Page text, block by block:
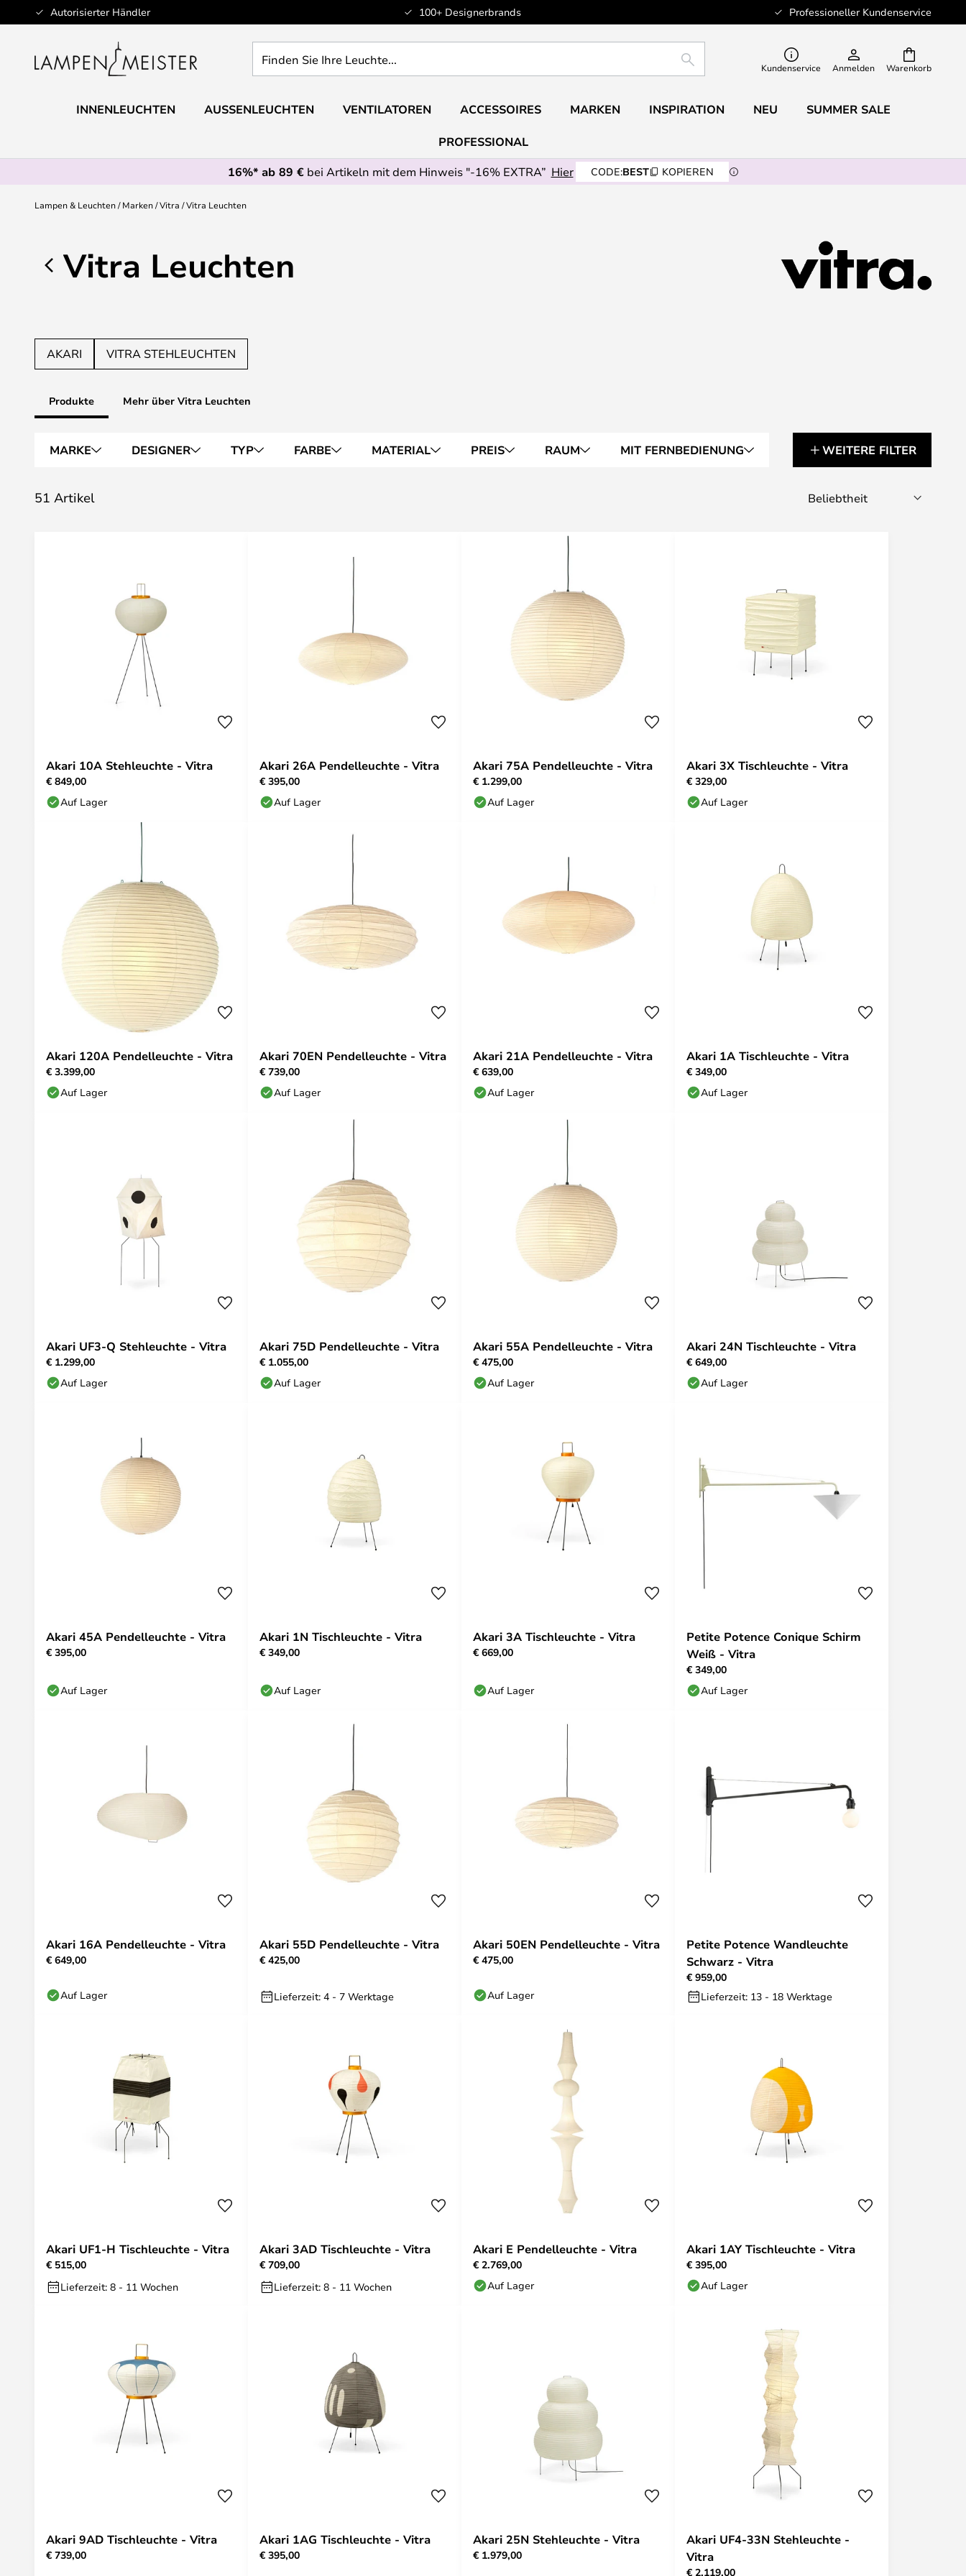
Autorisierter Händler 100+ Designerbrands Professioneller Kundenservice
Zum
Inhalt
Warenkorb
Sie
Leuchte...
SUCHE Kundenservice Anmelden
INNENLEUCHTEN AUSSENLEUCHTEN VENTILATOREN ACCESSOIRES MARKEN INSPIRATION NEU SUMMER SALE
PROFESSIONAL
16%* ab 89 €bei Artikeln mit dem Hinweis "-16% EXTRA” Hier CODE:BEST KOPIEREN
Lampen & Leuchten Marken Vitra Vitra Leuchten
Vitra Leuchten
AKARI VITRA STEHLEUCHTEN
Produkte Mehr über Vitra Leuchten
MARKE DESIGNER TYP FARBE MATERIAL PREIS RAUM MIT FERNBEDIENUNG WEITERE FILTER
51 Artikel
Akari 10A Stehleuchte - Vitra
€ 849,00
Auf Lager
Akari 26A Pendelleuchte - Vitra
€ 395,00
Auf Lager
Akari 75A Pendelleuchte - Vitra
€ 1.299,00
Auf Lager
Akari 3X Tischleuchte - Vitra
€ 329,00
Auf Lager
Akari 120A Pendelleuchte - Vitra
€ 3.399,00
Auf Lager
Akari 70EN Pendelleuchte - Vitra
€ 739,00
Auf Lager
Akari 21A Pendelleuchte - Vitra
€ 639,00
Auf Lager
Akari 1A Tischleuchte - Vitra
€ 349,00
Auf Lager
Akari UF3-Q Stehleuchte - Vitra
€ 1.299,00
Auf Lager
Akari 75D Pendelleuchte - Vitra
€ 1.055,00
Auf Lager
Akari 55A Pendelleuchte - Vitra
€ 475,00
Auf Lager
Akari 24N Tischleuchte - Vitra
€ 649,00
Auf Lager
Akari 45A Pendelleuchte - Vitra
€ 395,00
Auf Lager
Akari 1N Tischleuchte - Vitra
€ 349,00
Auf Lager
Akari 3A Tischleuchte - Vitra
€ 669,00
Auf Lager
Petite Potence Conique Schirm
Weiß - Vitra
€ 349,00
Auf Lager
Akari 16A Pendelleuchte - Vitra
€ 649,00
Auf Lager
Akari 55D Pendelleuchte - Vitra
€ 425,00
Lieferzeit: 4 - 7 Werktage
Akari 50EN Pendelleuchte - Vitra
€ 475,00
Auf Lager
Petite Potence Wandleuchte
Schwarz - Vitra
€ 959,00
Lieferzeit: 13 - 18 Werktage
Akari UF1-H Tischleuchte - Vitra
€ 515,00
Lieferzeit: 8 - 11 Wochen
Akari 3AD Tischleuchte - Vitra
€ 709,00
Lieferzeit: 8 - 11 Wochen
Akari E Pendelleuchte - Vitra
€ 2.769,00
Auf Lager
Akari 1AY Tischleuchte - Vitra
€ 395,00
Auf Lager
Akari 9AD Tischleuchte - Vitra
€ 739,00
Akari 1AG Tischleuchte - Vitra
€ 395,00
Akari 25N Stehleuchte - Vitra
€ 1.979,00
Akari UF4-33N Stehleuchte -
Vitra
€ 2.119,00